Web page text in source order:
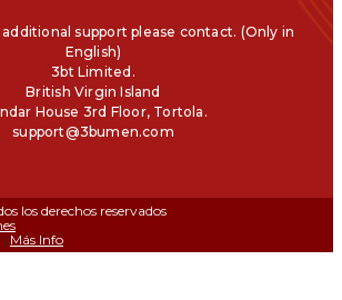
support please contact. (Only in
English)
3bt Limited.
British Virgin Island
House 3rd Floor, Tortola.
support@3bumen.com
los derechos reservados
| Más Info